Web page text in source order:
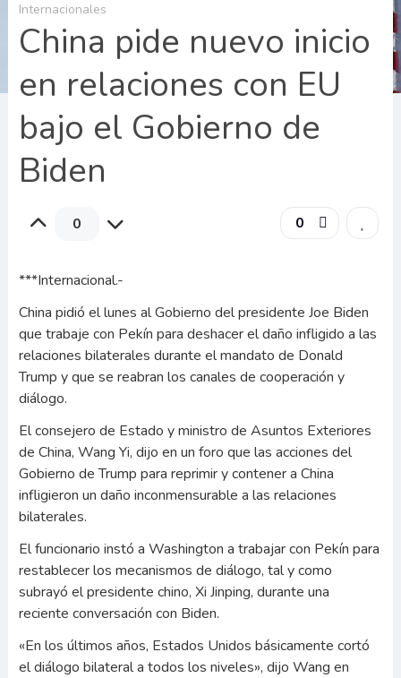
Internacionales
China pide nuevo inicio
en relaciones con EU
bajo el Gobierno de
Biden
0 0
***Internacional.-
China pidió el lunes al Gobierno del presidente Joe Biden
que trabaje con Pekín para deshacer el daño infligido a las
relaciones bilaterales durante el mandato de Donald
Trump y que se reabran los canales de cooperación y
diálogo.
El consejero de Estado y ministro de Asuntos Exteriores
de China, Wang Yi, dijo en un foro que las acciones del
Gobierno de Trump para reprimir y contener a China
infligieron un daño inconmensurable a las relaciones
bilaterales.
El funcionario instó a Washington a trabajar con Pekín para
restablecer los mecanismos de diálogo, tal y como
subrayó el presidente chino, Xi Jinping, durante una
reciente conversación con Biden.
«En los últimos años, Estados Unidos básicamente cortó
el diálogo bilateral a todos los niveles», dijo Wang en